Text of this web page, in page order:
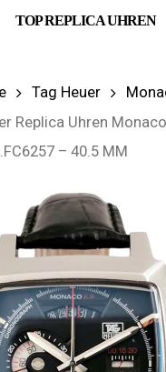
TOP REPLICA UHREN
Tag Heuer
Replica Uhren Monaco
– 40.5 MM